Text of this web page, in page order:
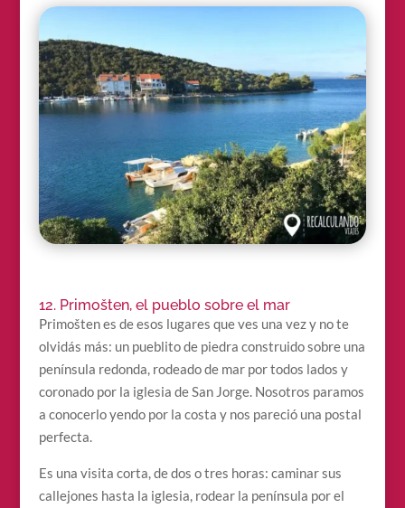
12. Primošten, el pueblo sobre el mar
Primošten es de esos lugares que ves una vez y no te
olvidás más: un pueblito de piedra construido sobre una
península redonda, rodeado de mar por todos lados y
coronado por la iglesia de San Jorge. Nosotros paramos
a conocerlo yendo por la costa y nos pareció una postal
perfecta.
Es una visita corta, de dos o tres horas: caminar sus
callejones hasta la iglesia, rodear la península por el